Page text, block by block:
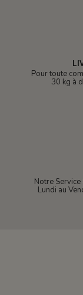
Pour toute
30 kg à
Notre
Lundi au